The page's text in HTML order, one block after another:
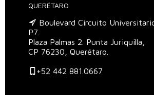
QUERÉTARO
Boulevard Circuito
P7.
Plaza Palmas 2. Punta Juriquilla,
CP 76230, Querétaro.
+52 442 881.0667